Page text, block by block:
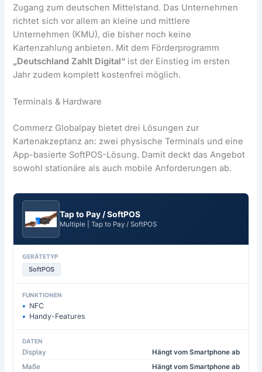
Zugang zum deutschen Mittelstand. Das Unternehmen
richtet sich vor allem an kleine und mittlere
Unternehmen (KMU), die bisher noch keine
Kartenzahlung anbieten. Mit dem Förderprogramm
„Deutschland Zahlt Digital“ ist der Einstieg im ersten
Jahr zudem komplett kostenfrei möglich.
Terminals & Hardware
Commerz Globalpay bietet drei Lösungen zur
Kartenakzeptanz an: zwei physische Terminals und eine
App-basierte SoftPOS-Lösung. Damit deckt das Angebot
sowohl stationäre als auch mobile Anforderungen ab.
Tap to Pay / SoftPOS
Multiple | Tap to Pay / SoftPOS
GERÄTETYP
SoftPOS
FUNKTIONEN
NFC
Handy-Features
DATEN
Display
Hängt vom Smartphone ab
Maße
Hängt vom Smartphone ab